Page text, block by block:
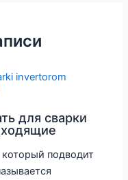
для сварки
подводит